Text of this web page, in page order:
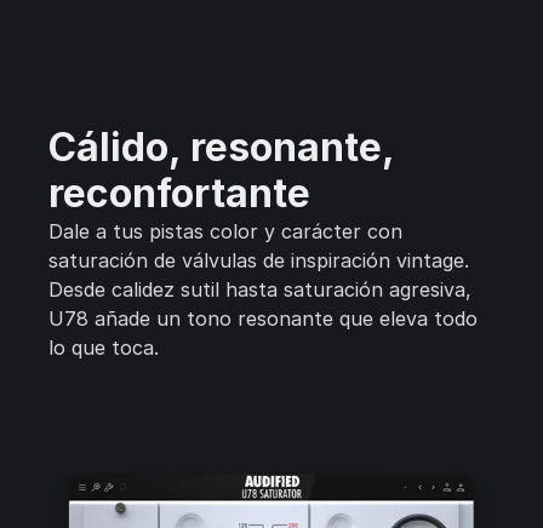
Cálido, resonante,
reconfortante
Dale a tus pistas color y carácter con
saturación de válvulas de inspiración vintage.
Desde calidez sutil hasta saturación agresiva,
U78 añade un tono resonante que eleva todo
lo que toca.